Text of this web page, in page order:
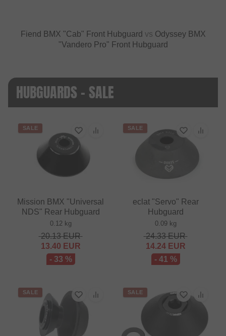
Fiend BMX "Cab" Front Hubguard vs Odyssey BMX
"Vandero Pro" Front Hubguard
HUBGUARDS - SALE
SALE
Mission BMX "Universal
NDS" Rear Hubguard
0.12 kg
20.13EUR
13.40 EUR
- 33 %
SALE
eclat "Servo" Rear
Hubguard
0.09 kg
24.33EUR
14.24EUR
- 41 %
SALE SALE